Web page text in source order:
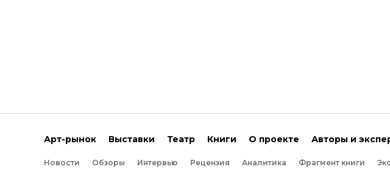
Арт-рынок Выставки Театр Книги О проекте Авторы и
Новости Обзоры Интервью Рецензия Аналитика Фрагмент книги